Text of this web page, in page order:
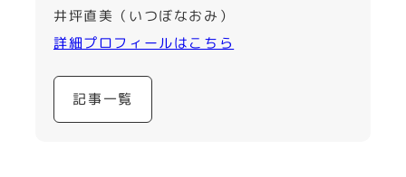
井坪直美（いつぼなおみ）
詳細プロフィールはこちら
記事一覧